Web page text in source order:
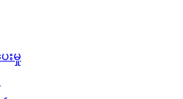
းမှု